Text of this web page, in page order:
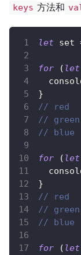
keys 方法和
let set
for ( let
}
// red
// green
// blue
for ( let
}
// red
// green
// blue
for ( let